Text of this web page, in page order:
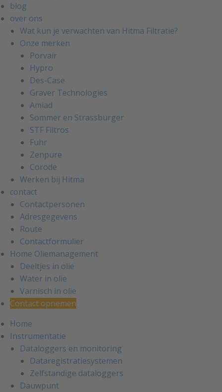
blog
over ons
Wat kun je verwachten van Hitma Filtratie?
Onze merken
Porvair
Hypro
Des-Case
Graver Technologies
Amiad
Sommer en Strassburger
STF Filtros
Fuhr
Zenpure
Corode
Werken bij Hitma
contact
Contactpersonen
Adresgegevens
Route
Contactformulier
Home Oliemanagement
Deeltjes in olie
Water in olie
Varnisch in olie
Contact opnemen
Home
Instrumentatie
Dataloggers en monitoring
Dataregistratiesystemen
Zelfstandige dataloggers
Dauwpunt